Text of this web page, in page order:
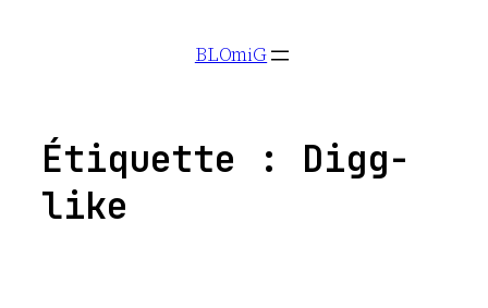
BLOmiG
Étiquette : Digg-
like